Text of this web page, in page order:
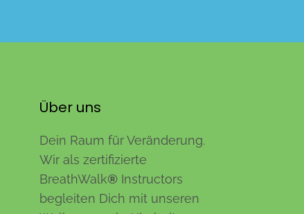
Über uns
Dein Raum für Veränderung.
Wir als zertifizierte
BreathWalk®Instructors
begleiten Dich mit unseren